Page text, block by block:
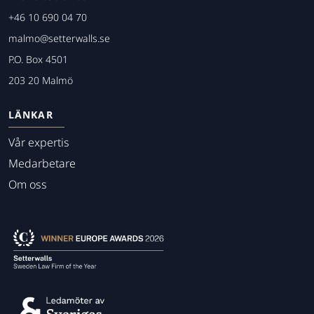
+46 10 690 04 70
malmo@setterwalls.se
P.O. Box 4501
203 20 Malmö
LÄNKAR
Vår expertis
Medarbetare
Om oss